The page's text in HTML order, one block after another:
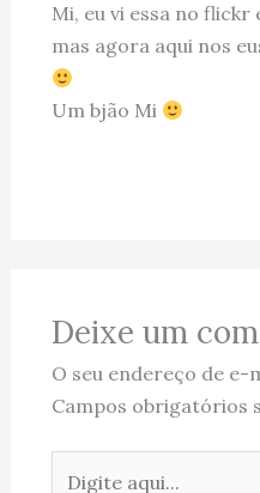
Mi, eu vi essa no flickr
mas agora aqui nos
Um bjão Mi
Deixe um
O seu endereço de e-
Campos obrigatórios